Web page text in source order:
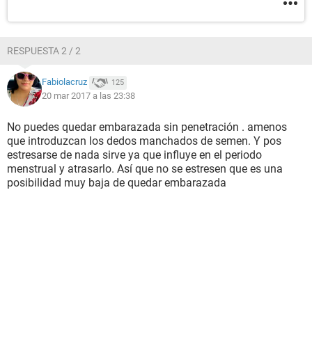
RESPUESTA 2 / 2
Fabiolacruz 125
20 mar 2017 a las 23:38
No puedes quedar embarazada sin penetración . amenos
que introduzcan los dedos manchados de semen. Y pos
estresarse de nada sirve ya que influye en el periodo
menstrual y atrasarlo. Así que no se estresen que es una
posibilidad muy baja de quedar embarazada